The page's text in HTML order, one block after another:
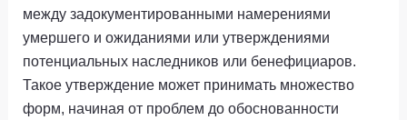
между задокументированными намерениями
умершего и ожиданиями или утверждениями
потенциальных наследников или бенефициаров.
Такое утверждение может принимать множество
форм, начиная от проблем до обоснованности